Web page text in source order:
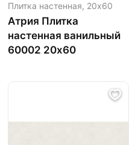
Плитка настенная, 20х60
Атрия Плитка
настенная ванильный
60002 20х60